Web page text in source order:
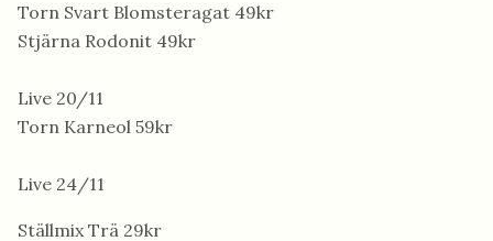
Torn Svart Blomsteragat 49kr
Stjärna Rodonit 49kr
Live 20/11
Torn Karneol 59kr
Live 24/11
Ställmix Trä 29kr